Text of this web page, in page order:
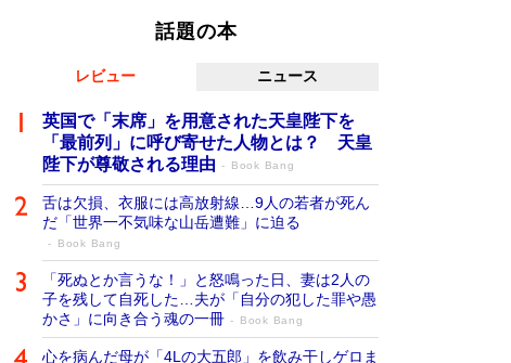
話題の本
レビュー ニュース
英国で「末席」を用意された天皇陛下を
「最前列」に呼び寄せた人物とは？ 天皇
陛下が尊敬される理由
Book Bang
舌は欠損、衣服には高放射線…9人の若者が死ん
だ「世界一不気味な山岳遭難」に迫る
Book Bang
「死ぬとか言うな！」と怒鳴った日、妻は2人の
子を残して自死した…夫が「自分の犯した罪や愚
かさ」に向き合う魂の一冊
Book Bang
心を病んだ母が「4Lの大五郎」を飲み干しゲロま